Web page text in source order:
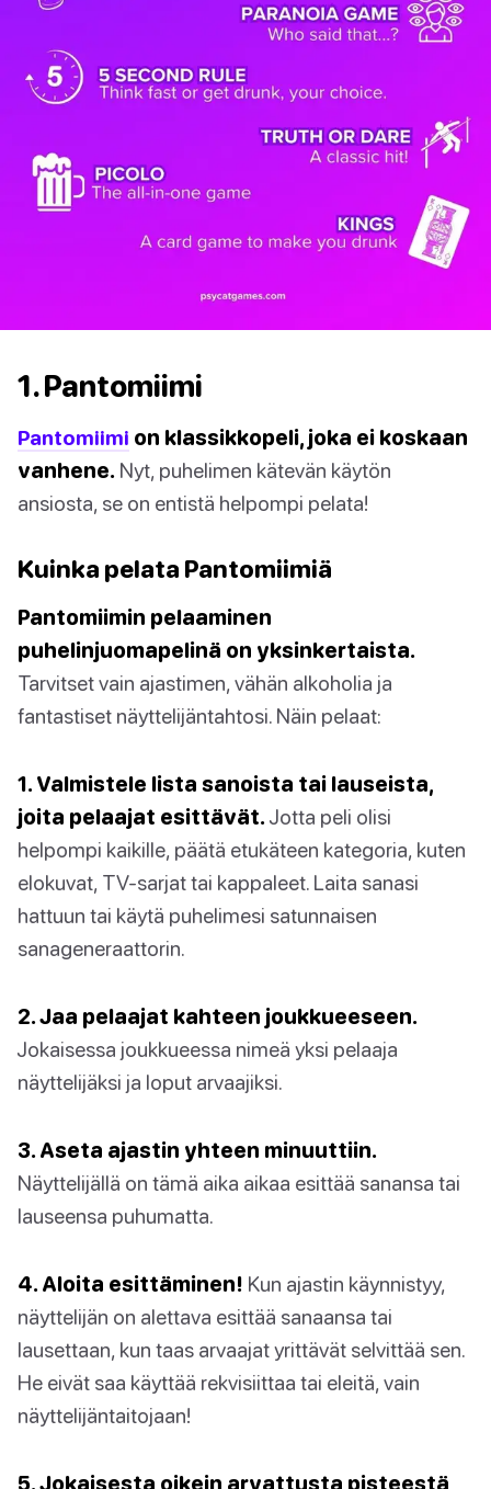
1. Pantomiimi
Pantomiimi on klassikkopeli, joka ei koskaan
vanhene. Nyt, puhelimen kätevän käytön
ansiosta, se on entistä helpompi pelata!
Kuinka pelata Pantomiimiä
Pantomiimin pelaaminen
puhelinjuomapelinä on yksinkertaista.
Tarvitset vain ajastimen, vähän alkoholia ja
fantastiset näyttelijäntahtosi. Näin pelaat:
1. Valmistele lista sanoista tai lauseista,
joita pelaajat esittävät. Jotta peli olisi
helpompi kaikille, päätä etukäteen kategoria, kuten
elokuvat, TV-sarjat tai kappaleet. Laita sanasi
hattuun tai käytä puhelimesi satunnaisen
sanageneraattorin.
2. Jaa pelaajat kahteen joukkueeseen.
Jokaisessa joukkueessa nimeä yksi pelaaja
näyttelijäksi ja loput arvaajiksi.
3. Aseta ajastin yhteen minuuttiin.
Näyttelijällä on tämä aika aikaa esittää sanansa tai
lauseensa puhumatta.
4. Aloita esittäminen! Kun ajastin käynnistyy,
näyttelijän on alettava esittää sanaansa tai
lausettaan, kun taas arvaajat yrittävät selvittää sen.
He eivät saa käyttää rekvisiittaa tai eleitä, vain
näyttelijäntaitojaan!
5. Jokaisesta oikein arvattusta pisteestä